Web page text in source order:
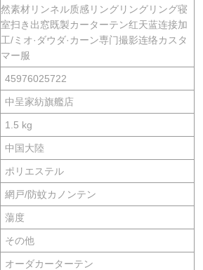
然素材リンネル质感リングリングリング寝
室扫き出窓既製カーターテン红天蓝连接加
工/ミオ·ダウダ·カーン専门撮影连络カスタ
マー服
45976025722
中呈家紡旗艦店
1.5 kg
中国大陸
ポリエステル
網戸/防蚊カノンテン
蕩度
その他
オーダカーターテン